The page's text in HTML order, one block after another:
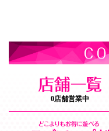
0店舗営業中